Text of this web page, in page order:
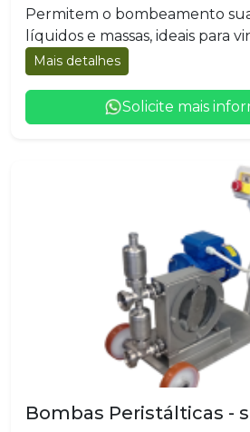
Permitem o bombeamento
líquidos e massas, ideais para
Mais detalhes
Solicite mais
Bombas Peristálticas -